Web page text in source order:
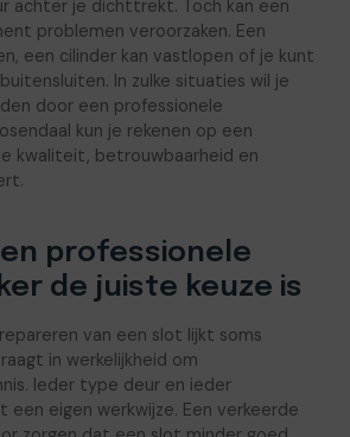
achter je dichttrekt. Toch kan een
problemen veroorzaken. Een
een cilinder kan vastlopen of je kunt
In zulke situaties wil je
door een professionele
kun je rekenen op een
kwaliteit, betrouwbaarheid en
professionele
de juiste keuze is
van een slot lijkt soms
in werkelijkheid om
Ieder type deur en ieder
eigen werkwijze. Een verkeerde